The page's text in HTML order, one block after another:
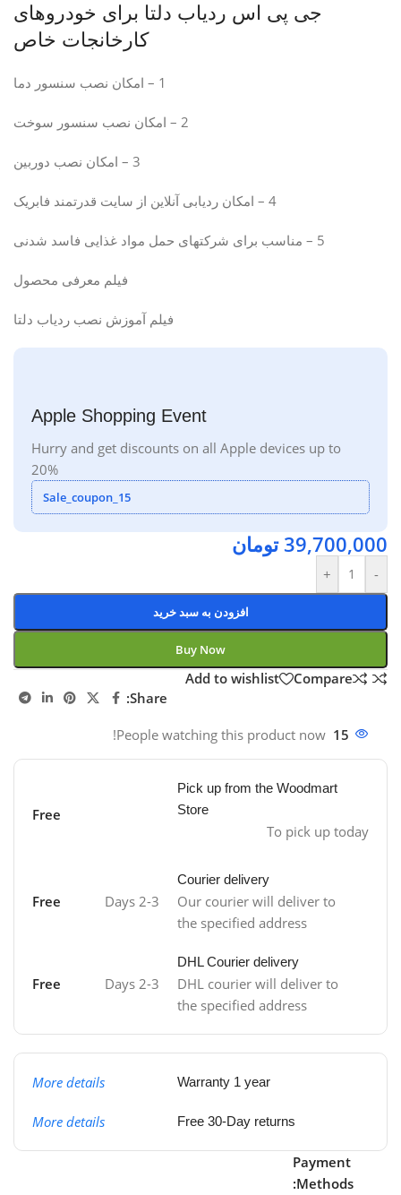
جی پی اس ردیاب دلتا برای خودروهای
کارخانجات خاص
1 – امکان نصب سنسور دما
2 – امکان نصب سنسور سوخت
3 – امکان نصب دوربین
4 – امکان ردیابی آنلاین از سایت قدرتمند فابریک
5 – مناسب برای شرکتهای حمل مواد غذایی فاسد شدنی
فیلم معرفی محصول
فیلم آموزش نصب ردیاب دلتا
Apple Shopping Event
Hurry and get discounts on all Apple devices up to
20%
Sale_coupon_15
39,700,000 تومان
-
+
افزودن به سبد خرید
Buy Now
Compare
Add to wishlist
Share:
15
People watching this product now!
Pick up from the Woodmart
Store
To pick up today
Free
Courier delivery
Our courier will deliver to
the specified address
2-3 Days
Free
DHL Courier delivery
DHL courier will deliver to
the specified address
2-3 Days
Free
Warranty 1 year
More details
Free 30-Day returns
More details
Payment
Methods: